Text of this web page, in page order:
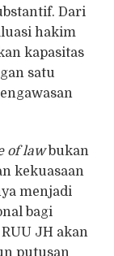
Dari
hakim
kapasitas
satu
of lawbukan
kekuasaan
menjadi
bagi
RUU JH akan
putusan